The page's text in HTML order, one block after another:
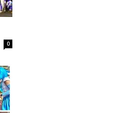
0